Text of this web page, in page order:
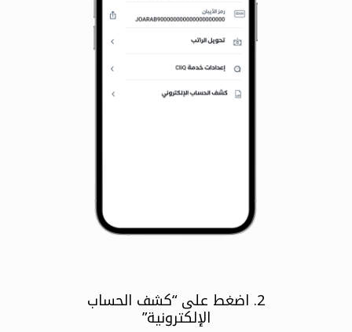
2. اضغط على “كشف الحساب
الإلكترونية”